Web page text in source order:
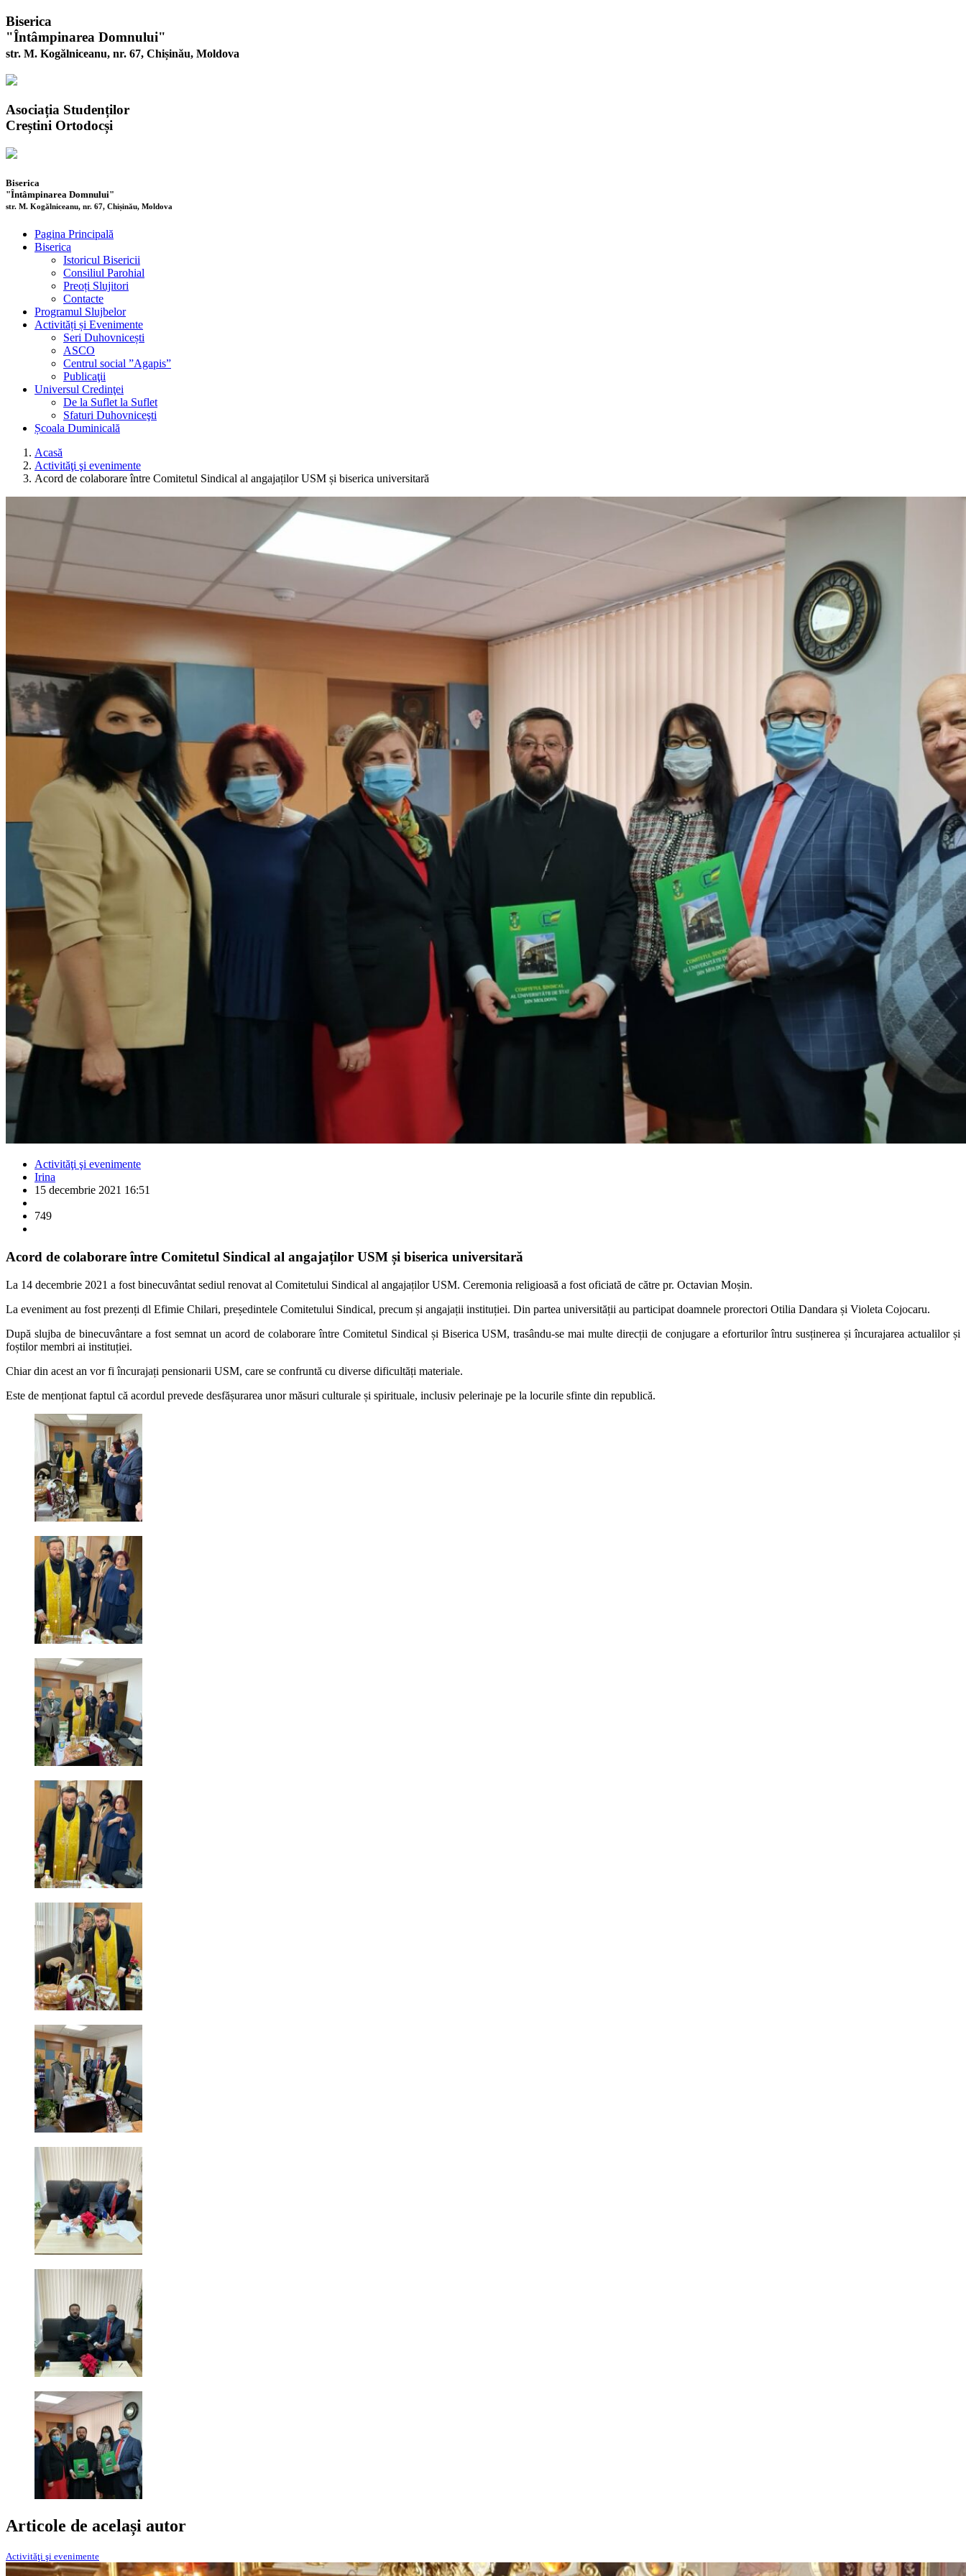
Biserica
"Întâmpinarea Domnului"
str. M. Kogălniceanu, nr. 67, Chișinău, Moldova
Asociația Studenților
Creștini Ortodocși
Biserica
"Întâmpinarea Domnului"
str. M. Kogălniceanu, nr. 67, Chișinău, Moldova
Pagina Principală
Biserica
Istoricul Bisericii
Consiliul Parohial
Preoți Slujitori
Contacte
Programul Slujbelor
Activități și Evenimente
Seri Duhovnicești
ASCO
Centrul social ”Agapis”
Publicaţii
Universul Credinţei
De la Suflet la Suflet
Sfaturi Duhovniceşti
Școala Duminicală
Acasă
Activităţi şi evenimente
Acord de colaborare între Comitetul Sindical al angajaților USM și biserica universitară
Activităţi şi evenimente
Irina
15 decembrie 2021 16:51
749
Acord de colaborare între Comitetul Sindical al angajaților USM și biserica universitară
La 14 decembrie 2021 a fost binecuvântat sediul renovat al Comitetului Sindical al angajaților USM. Ceremonia religioasă a fost oficiată de către pr. Octavian Moșin.
La eveniment au fost prezenți dl Efimie Chilari, președintele Comitetului Sindical, precum și angajații instituției. Din partea universității au participat doamnele prorectori Otilia Dandara și Violeta Cojocaru.
După slujba de binecuvântare a fost semnat un acord de colaborare între Comitetul Sindical și Biserica USM, trasându-se mai multe direcții de conjugare a eforturilor întru susținerea și încurajarea actualilor și
foștilor membri ai instituției.
Chiar din acest an vor fi încurajați pensionarii USM, care se confruntă cu diverse dificultăți materiale.
Este de menționat faptul că acordul prevede desfășurarea unor măsuri culturale și spirituale, inclusiv pelerinaje pe la locurile sfinte din republică.
Articole de același autor
Activităţi şi evenimente